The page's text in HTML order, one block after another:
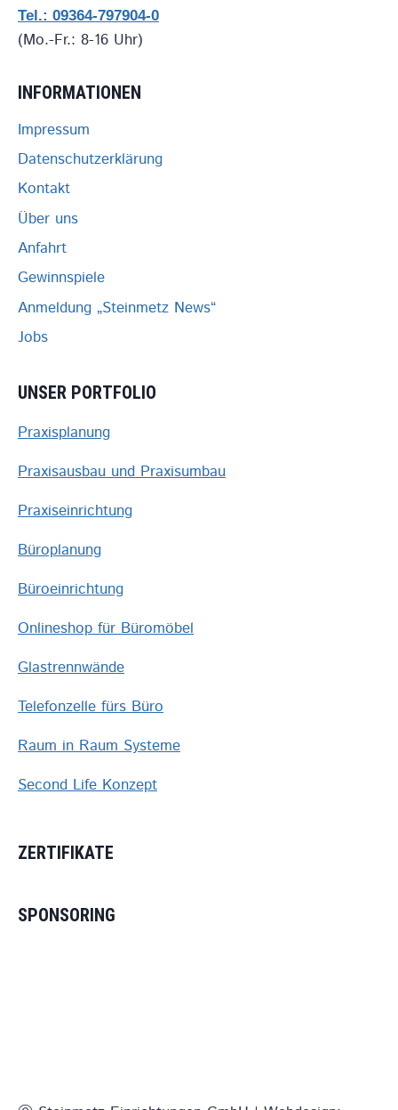
Tel.: 09364-797904-0
(Mo.-Fr.: 8-16 Uhr)
INFORMATIONEN
Impressum
Datenschutzerklärung
Kontakt
Über uns
Anfahrt
Gewinnspiele
Anmeldung „Steinmetz News“
Jobs
UNSER PORTFOLIO
Praxisplanung
Praxisausbau und Praxisumbau
Praxiseinrichtung
Büroplanung
Büroeinrichtung
Onlineshop für Büromöbel
Glastrennwände
Telefonzelle fürs Büro
Raum in Raum Systeme
Second Life Konzept
ZERTIFIKATE
SPONSORING